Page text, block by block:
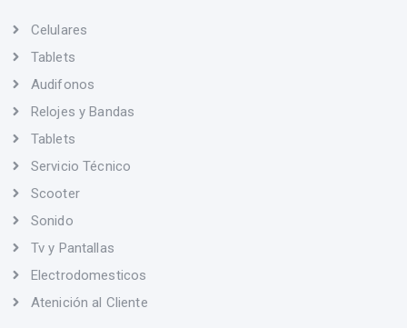
Celulares
Tablets
Audifonos
Relojes y Bandas
Tablets
Servicio Técnico
Scooter
Sonido
Tv y Pantallas
Electrodomesticos
Atenición al Cliente